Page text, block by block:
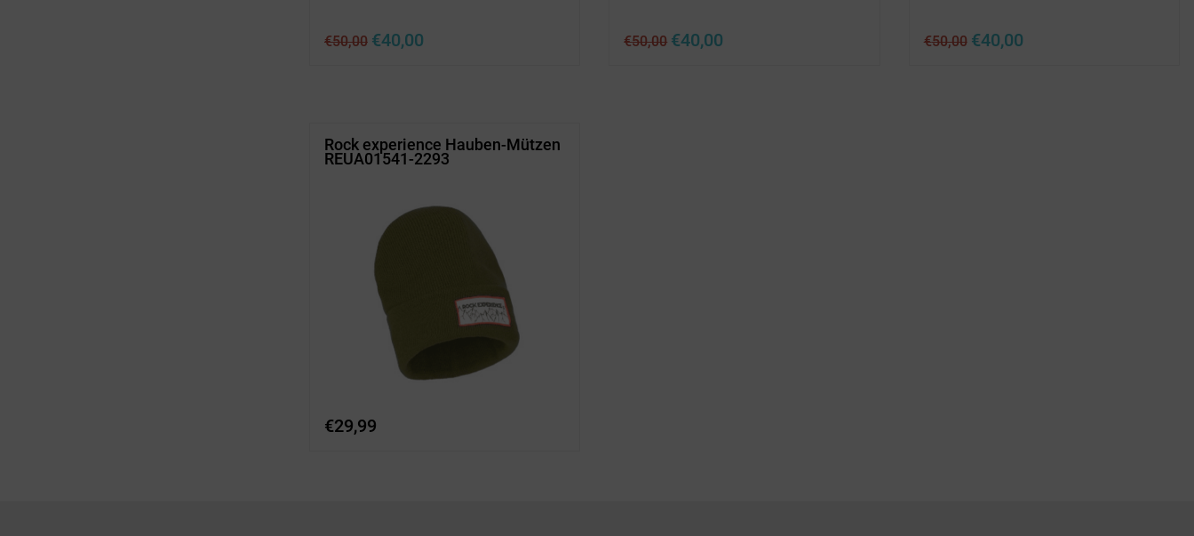
€50,00 Ursprünglicher
Preis
€40,00 €50,00 Ursprünglicher
Preis
€40,00 €50,00 Ursprünglicher
Preis
€40,00Aktueller
Rock experience Hauben-Mützen
REUA01541-2293
€29,99